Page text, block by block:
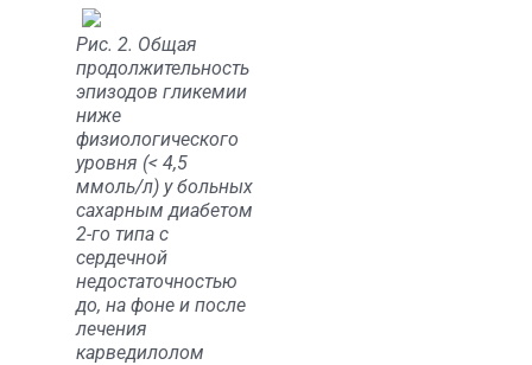
Рис. 2. Общая
продолжительность
эпизодов гликемии
ниже
физиологического
уровня (< 4,5
ммоль/л) у больных
сахарным диабетом
2-го типа с
сердечной
недостаточ­ностью
до, на фоне и после
лечения
карведилолом